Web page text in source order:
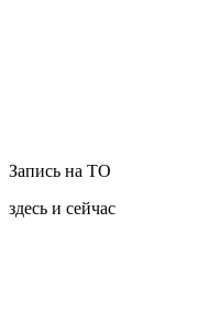
Запись на ТО
здесь и сейчас